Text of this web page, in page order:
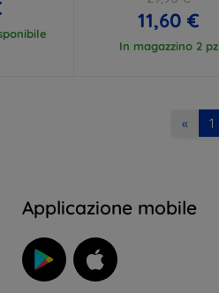
11,60 €
In magazzino 2 pz
« 1
Applicazione mobile